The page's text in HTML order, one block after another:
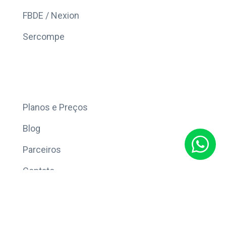
FBDE / Nexion
Sercompe
Planos e Preços
Blog
Parceiros
Contato